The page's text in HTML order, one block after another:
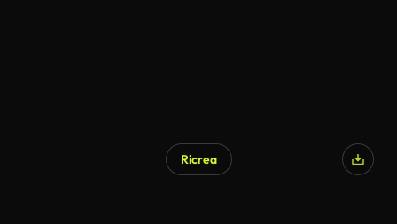
Ricrea